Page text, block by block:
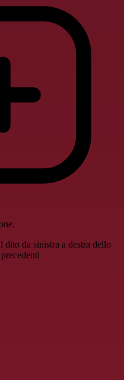
da sinistra a destra dello